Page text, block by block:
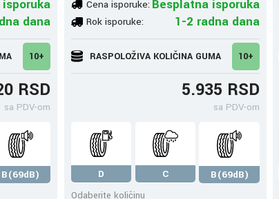
dana
10+
RSD
sa PDV-om
B(69dB)
Cena isporuke: Besplatna isporuka
Rok isporuke: 1-2 radna dana
RASPOLOŽIVA KOLIČINA GUMA 10+
5.935 RSD
sa PDV-om
D C
B(69dB)
Odaberite količinu